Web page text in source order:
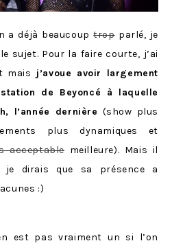
a déjà beaucouptropparlé, je
sujet. Pour la faire courte, j’ai
mais j’avoue avoir largement
de Beyoncé à laquelle
l’année dernière (show plus
plus dynamiques et
acceptable meilleure). Mais il
je dirais que sa présence a
:)
est pas vraiment un si l’on